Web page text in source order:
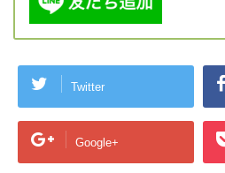
Twitter
Google+